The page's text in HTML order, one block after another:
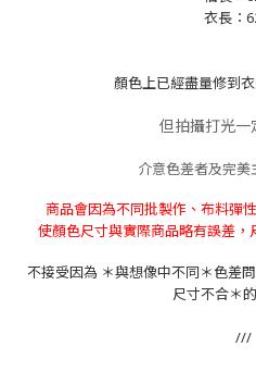
衣長：
顏色上已經盡量修到
但拍攝打光一
介意色差者及完
商品會因為不同批製作、布料彈
使顏色尺寸與實際商品略有誤差
不接受因為 ＊與想像中不同＊色差
尺寸不合＊
///